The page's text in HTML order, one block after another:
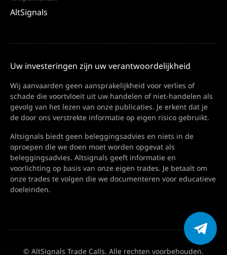
AltSignals
Uw investeringen zijn uw verantwoordelijkheid
Wij aanvaarden geen aansprakelijkheid voor verlies of
schade die voortvloeit uit uw handelen of niet-handelen als
gevolg van het lezen van onze publicaties. Je erkent dat je
de door ons verstrekte informatie op eigen risico gebruikt.
Altsignals biedt geen beleggingsadvies en niets in de
oproepen die we doen moet worden opgevat als
beleggingsadvies. Altsignals geeft informatie en
voorlichting op basis van onze eigen trades. Je betaalt om
onze trades te volgen die we documenteren voor educatieve
doeleinden.
© AltSignals Trade Calls. Alle rechten voorbehouden.